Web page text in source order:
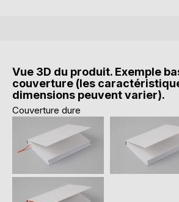
Vue 3D du produit. Exemple
couverture (les
dimensions peuvent varier).
Couverture dure